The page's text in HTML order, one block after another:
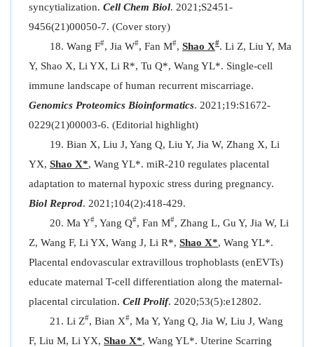
syncytialization. Cell Chem Biol. 2021;S2451-
9456(21)00050-7. (Cover story)
Wang F#, Jia W#, Fan M#, Shao X#. Li Z, Liu Y, Ma
Y, Shao X, Li YX, Li R*, Tu Q*, Wang YL*. Single-cell
immune landscape of human recurrent miscarriage.
Genomics Proteomics Bioinformatics. 2021;19:S1672-
0229(21)00003-6. (Editorial highlight)
Bian X, Liu J, Yang Q, Liu Y, Jia W, Zhang X, Li
YX, Shao X*, Wang YL*. miR-210 regulates placental
adaptation to maternal hypoxic stress during pregnancy.
Biol Reprod. 2021;104(2):418-429.
Ma Y#, Yang Q#, Fan M#, Zhang L, Gu Y, Jia W, Li
Z, Wang F, Li YX, Wang J, Li R*, Shao X*, Wang YL*.
Placental endovascular extravillous trophoblasts (enEVTs)
educate maternal T-cell differentiation along the maternal-
placental circulation. Cell Prolif. 2020;53(5):e12802.
Li Z#, Bian X#, Ma Y, Yang Q, Jia W, Liu J, Wang
F, Liu M, Li YX, Shao X*, Wang YL*. Uterine Scarring